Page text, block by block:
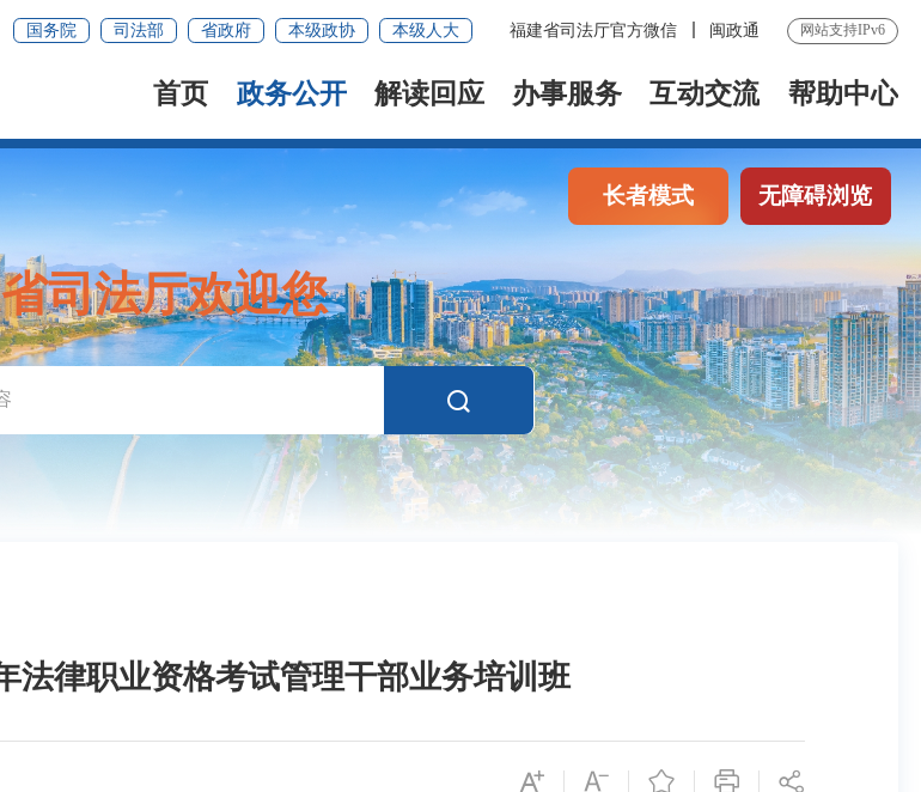
国务院 司法部 省政府 本级政协 本级人大 福建省司法厅官方微信 闽政通 网站支持IPv6
首页 政务公开 解读回应 办事服务 互动交流 帮助中心
司法厅欢迎您
长者模式 无障碍浏览
法律职业资格考试管理干部业务培训班